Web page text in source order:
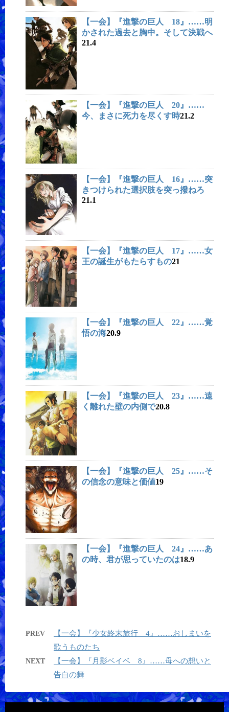
【一会】『進撃の巨人 18』……明
かされた過去と胸中。そして決戦へ
21.4
【一会】『進撃の巨人 20』……
今、まさに死力を尽くす時21.2
【一会】『進撃の巨人 16』……突
きつけられた選択肢を突っ撥ねろ
21.1
【一会】『進撃の巨人 17』……女
王の誕生がもたらすもの21
【一会】『進撃の巨人 22』……覚
悟の海20.9
【一会】『進撃の巨人 23』……遠
く離れた壁の内側で20.8
【一会】『進撃の巨人 25』……そ
の信念の意味と価値19
【一会】『進撃の巨人 24』……あ
の時、君が思っていたのは18.9
PREV
【一会】『少女終末旅行 4』……おしまいを
歌うものたち
NEXT
【一会】『月影ベイベ 8』……母への想いと
告白の舞